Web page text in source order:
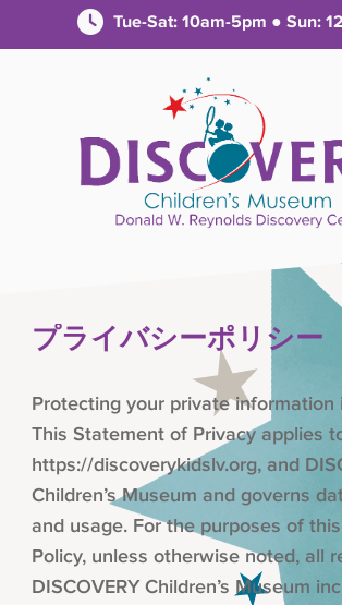
Tue-Sat: 10am-5pm ● Sun:
プライバシーポリシー
Protecting your private information
This Statement of Privacy applies
https://discoverykidslv.org, and
Children’s Museum and governs
and usage. For the purposes of
Policy, unless otherwise noted, all
DISCOVERY Children’s Museum